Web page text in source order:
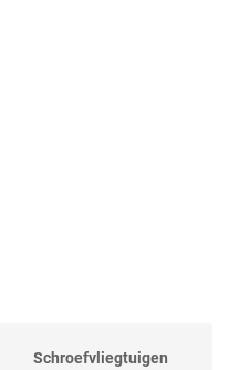
Schroefvliegtuigen